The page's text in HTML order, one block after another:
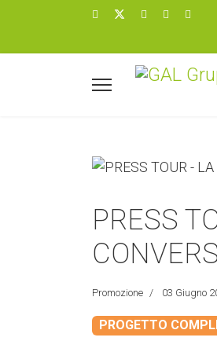
PRESS
Promozione 03 Giugno
PROGETTO